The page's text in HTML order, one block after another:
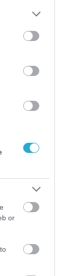
more Google
may click to
party tags to
below Google
or
ΣΤΟ
ακριβά την
που δεν
Η νέα μελέτη
και
κάστορες!
τρελαθεί,
χοίρου
να
μας;